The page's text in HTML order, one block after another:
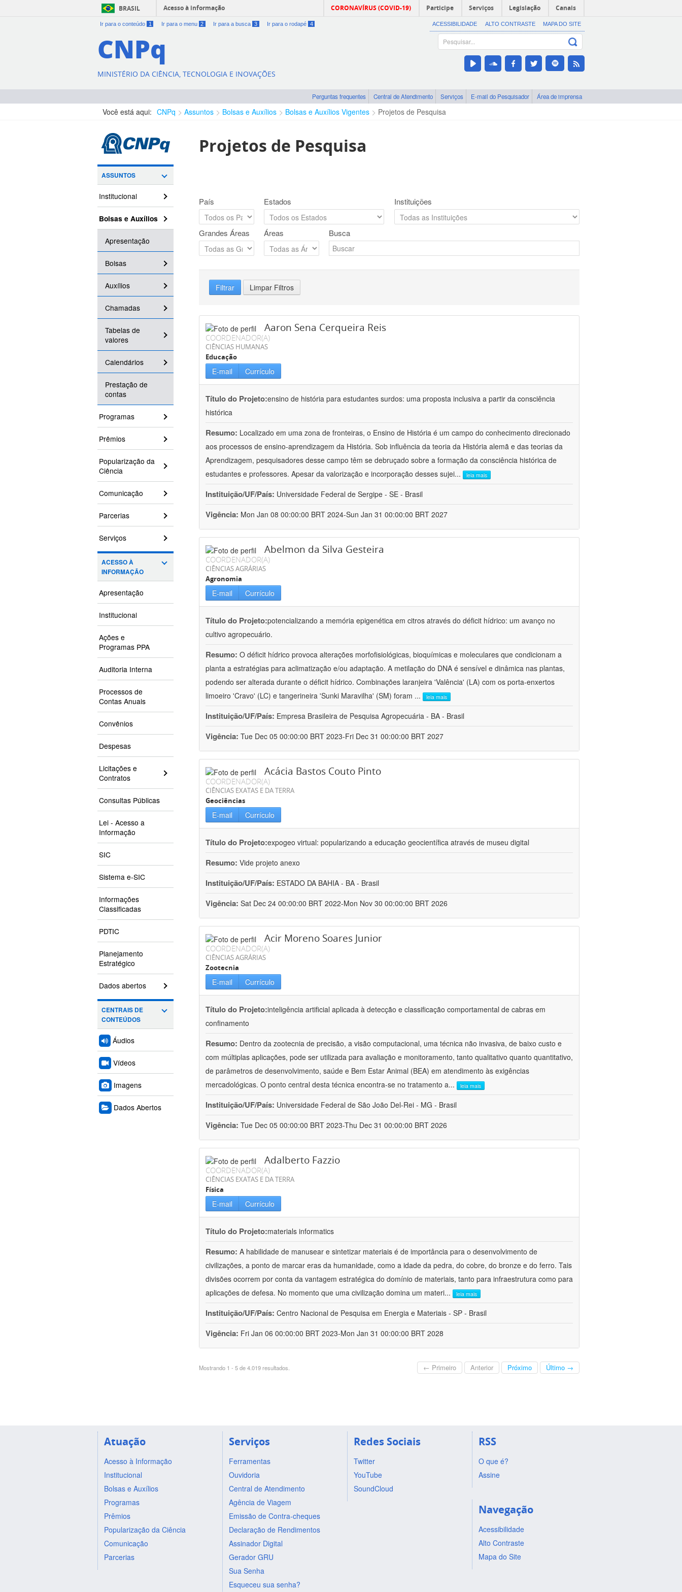
BRASIL Acesso à informação CORONAVÍRUS (COVID-19) Participe Serviços Legislação Canais
Ir para o conteúdo 1 Ir para o menu 2 Ir para a busca 3 Ir para o rodapé 4 ACESSIBILIDADE ALTO CONTRASTE MAPA DO SITE
CNPq
MINISTÉRIO DA CIÊNCIA, TECNOLOGIA E INOVAÇÕES
Perguntas frequentes Central de Atendimento Serviços E-mail do Pesquisador Área de imprensa
Você está aqui: CNPq Assuntos Bolsas e Auxílios Bolsas e Auxílios Vigentes Projetos de Pesquisa
ASSUNTOS
Institucional
Bolsas e Auxílios
Apresentação
Bolsas
Auxílios
Chamadas
Tabelas de
valores
Calendários
Prestação de
contas
Programas
Prêmios
Popularização da
Ciência
Comunicação
Parcerias
Serviços
ACESSO À
INFORMAÇÃO
Apresentação
Institucional
Ações e
Programas PPA
Auditoria Interna
Processos de
Contas Anuais
Convênios
Despesas
Licitações e
Contratos
Consultas Públicas
Lei - Acesso a
Informação
SIC
Sistema e-SIC
Informações
Classificadas
PDTIC
Planejamento
Estratégico
Dados abertos
CENTRAIS DE
CONTEÚDOS
Áudios
Vídeos
Imagens
Dados Abertos
Projetos de Pesquisa
País Estados Instituições
Grandes Áreas Áreas Busca
Filtrar Limpar Filtros
Aaron Sena Cerqueira Reis
COORDENADOR(A)
CIÊNCIAS HUMANAS
Educação
E-mail Currículo
Título do Projeto:ensino de história para estudantes surdos: uma proposta inclusiva a partir da consciência
histórica
Resumo: Localizado em uma zona de fronteiras, o Ensino de História é um campo do conhecimento direcionado
aos processos de ensino-aprendizagem da História. Sob influência da teoria da História alemã e das teorias da
Aprendizagem, pesquisadores desse campo têm se debruçado sobre a formação da consciência histórica de
estudantes e professores. Apesar da valorização e incorporação desses sujei... leia mais
Instituição/UF/País: Universidade Federal de Sergipe - SE - Brasil
Vigência: Mon Jan 08 00:00:00 BRT 2024-Sun Jan 31 00:00:00 BRT 2027
Abelmon da Silva Gesteira
COORDENADOR(A)
CIÊNCIAS AGRÁRIAS
Agronomia
E-mail Currículo
Título do Projeto:potencializando a memória epigenética em citros através do déficit hídrico: um avanço no
cultivo agropecuário.
Resumo: O déficit hídrico provoca alterações morfofisiológicas, bioquímicas e moleculares que condicionam a
planta a estratégias para aclimatização e/ou adaptação. A metilação do DNA é sensível e dinâmica nas plantas,
podendo ser alterada durante o déficit hídrico. Combinações laranjeira 'Valência' (LA) com os porta-enxertos
limoeiro 'Cravo' (LC) e tangerineira 'Sunki Maravilha' (SM) foram ... leia mais
Instituição/UF/País: Empresa Brasileira de Pesquisa Agropecuária - BA - Brasil
Vigência: Tue Dec 05 00:00:00 BRT 2023-Fri Dec 31 00:00:00 BRT 2027
Acácia Bastos Couto Pinto
COORDENADOR(A)
CIÊNCIAS EXATAS E DA TERRA
Geociências
E-mail Currículo
Título do Projeto:expogeo virtual: popularizando a educação geocientífica através de museu digital
Resumo: Vide projeto anexo
Instituição/UF/País: ESTADO DA BAHIA - BA - Brasil
Vigência: Sat Dec 24 00:00:00 BRT 2022-Mon Nov 30 00:00:00 BRT 2026
Acir Moreno Soares Junior
COORDENADOR(A)
CIÊNCIAS AGRÁRIAS
Zootecnia
E-mail Currículo
Título do Projeto:inteligência artificial aplicada à detecção e classificação comportamental de cabras em
confinamento
Resumo: Dentro da zootecnia de precisão, a visão computacional, uma técnica não invasiva, de baixo custo e
com múltiplas aplicações, pode ser utilizada para avaliação e monitoramento, tanto qualitativo quanto quantitativo,
de parâmetros de desenvolvimento, saúde e Bem Estar Animal (BEA) em atendimento às exigências
mercadológicas. O ponto central desta técnica encontra-se no tratamento a... leia mais
Instituição/UF/País: Universidade Federal de São João Del-Rei - MG - Brasil
Vigência: Tue Dec 05 00:00:00 BRT 2023-Thu Dec 31 00:00:00 BRT 2026
Adalberto Fazzio
COORDENADOR(A)
CIÊNCIAS EXATAS E DA TERRA
Física
E-mail Currículo
Título do Projeto:materials informatics
Resumo: A habilidade de manusear e sintetizar materiais é de importância para o desenvolvimento de
civilizações, a ponto de marcar eras da humanidade, como a idade da pedra, do cobre, do bronze e do ferro. Tais
divisões ocorrem por conta da vantagem estratégica do domínio de materiais, tanto para infraestrutura como para
aplicações de defesa. No momento que uma civilização domina um materi... leia mais
Instituição/UF/País: Centro Nacional de Pesquisa em Energia e Materiais - SP - Brasil
Vigência: Fri Jan 06 00:00:00 BRT 2023-Mon Jan 31 00:00:00 BRT 2028
Mostrando 1 - 5 de 4.019 resultados. ← Primeiro Anterior Próximo Último →
Atuação
Acesso à Informação
Institucional
Bolsas e Auxílios
Programas
Prêmios
Popularização da Ciência
Comunicação
Parcerias
Serviços
Ferramentas
Ouvidoria
Central de Atendimento
Agência de Viagem
Emissão de Contra-cheques
Declaração de Rendimentos
Assinador Digital
Gerador GRU
Sua Senha
Esqueceu sua senha?
Redes Sociais
Twitter
YouTube
SoundCloud
RSS
O que é?
Assine
Navegação
Acessibilidade
Alto Contraste
Mapa do Site